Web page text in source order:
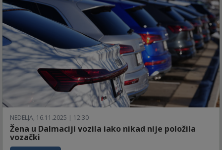
NEDELJA, 16.11.2025 | 12:30
Žena u Dalmaciji vozila iako nikad nije položila
vozački